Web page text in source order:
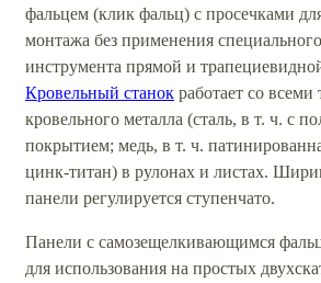
фальцем (клик фальц) с просечками
монтажа без применения
инструмента прямой и
Кровельный станок работает со всеми
кровельного металла (сталь, в т. ч. с
покрытием; медь, в т. ч.
цинк-титан) в рулонах и листах.
панели регулируется ступенчато.
Панели с самозещелкивающимся
для использования на простых